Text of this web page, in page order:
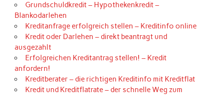
Grundschuldkredit – Hypothekenkredit –
Blankodarlehen
Kreditanfrage erfolgreich stellen – Kreditinfo online
Kredit oder Darlehen – direkt beantragt und
ausgezahlt
Erfolgreichen Kreditantrag stellen! – Kredit
anfordern!
Kreditberater – die richtigen Kreditinfo mit Kreditflat
Kredit und Kreditflatrate – der schnelle Weg zum